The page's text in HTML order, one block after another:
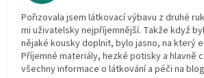
Pořizovala jsem látkovací výbavu z druhé
mi uživatelsky nejpříjemnější. Takže když
nějaké kousky doplnit, bylo jasno, na který
Příjemné materiály, hezké potisky a hlavně
všechny informace o látkování a péči na